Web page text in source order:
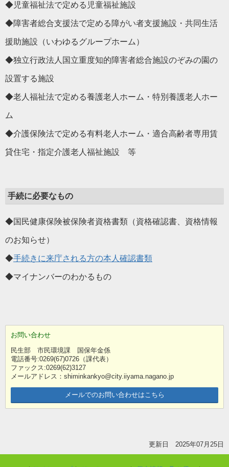
◆児童福祉法で定める児童福祉施設
◆障害者総合支援法で定める障がい者支援施設・共同生活
援助施設（いわゆるグループホーム）
◆独立行政法人国立重度知的障害者総合施設のぞみの園の
設置する施設
◆老人福祉法で定める養護老人ホーム・特別養護老人ホー
ム
◆介護保険法で定める有料老人ホーム・適合高齢者専用賃
貸住宅・指定介護老人福祉施設 等
手続に必要なもの
◆国民健康保険被保険者資格書類（資格確認書、資格情報
のお知らせ）
◆手続きに来庁される方の本人確認書類
◆マイナンバーのわかるもの
お問い合わせ
民生部 市民環境課 国保年金係
電話番号:0269(67)0726（課代表）
ファックス:0269(62)3127
メールアドレス：shiminkankyo@city.iiyama.nagano.jp
メールでのお問い合わせはこちら
更新日 2025年07月25日